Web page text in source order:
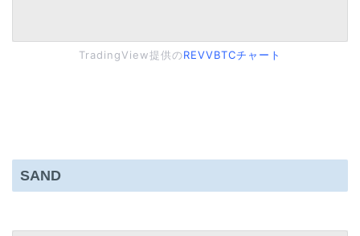
TradingView提供のREVVBTCチャート
SAND